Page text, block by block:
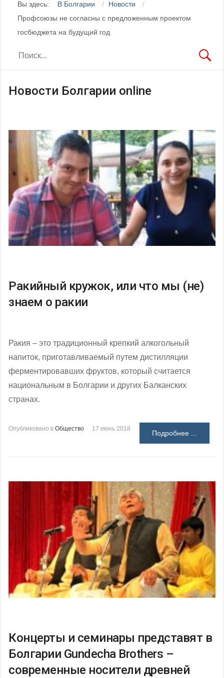
Вы здесь: В Болгарии
Новости
Профсоюзы не согласны с предложенным проектом
госбюджета на будущий год
Новости Болгарии online
Ракийный кружок, или что мы (не)
знаем о ракии
Ракия – это традиционный крепкий алкогольный
напиток, приготавливаемый путем дистилляции
ферментировавших фруктов, который считается
национальным в Болгарии и других Балканских
странах.
Опубликовано в Общество 17 июнь 2018
Подробнее ...
Концерты и семинары представят в
Болгарии Gundecha Brothers –
современные носители древней